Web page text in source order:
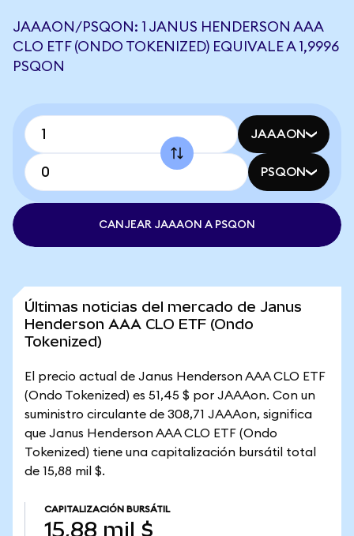
JAAAON/PSQON: 1 JANUS HENDERSON AAA
CLO ETF (ONDO TOKENIZED) EQUIVALE A 1,9996
PSQON
JAAAON
PSQON
CANJEAR JAAAON A PSQON
Últimas noticias del mercado de Janus
Henderson AAA CLO ETF (Ondo
Tokenized)
El precio actual de Janus Henderson AAA CLO ETF
(Ondo Tokenized) es 51,45 $ por JAAAon. Con un
suministro circulante de 308,71 JAAAon, significa
que Janus Henderson AAA CLO ETF (Ondo
Tokenized) tiene una capitalización bursátil total
de 15,88 mil $.
CAPITALIZACIÓN BURSÁTIL
15,88 mil $